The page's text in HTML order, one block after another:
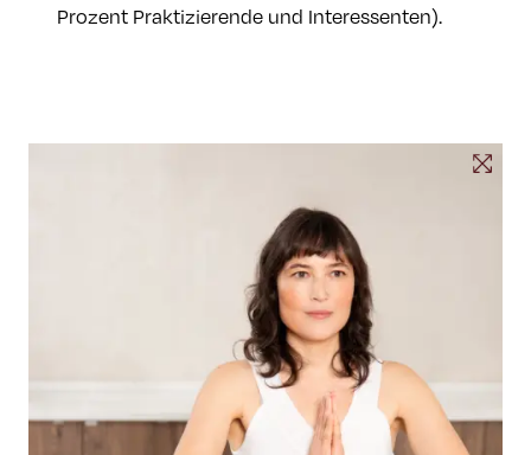
Prozent Praktizierende und Interessenten).